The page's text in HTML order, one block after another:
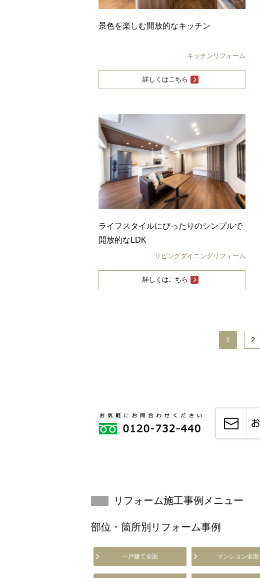
景色を楽しむ開放的なキッチン
キッチンリフォーム
詳しくはこちら
ライフスタイルにぴったりのシンプルで
開放的なLDK
リビングダイニングリフォーム
詳しくはこちら
1 2
リフォーム施工事例メニュー
部位・箇所別リフォーム事例
一戸建て全面 マンション全面